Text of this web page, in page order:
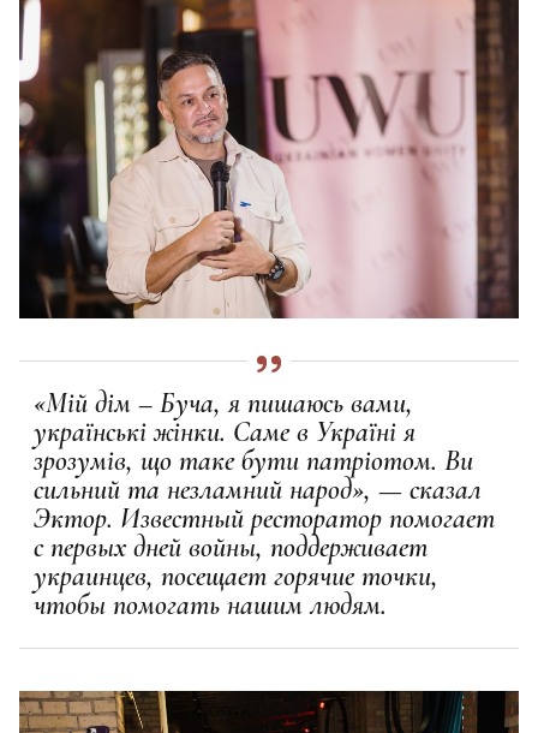
«Мій дім – Буча, я пишаюсь вами,
українські жінки. Саме в Україні я
зрозумів, що таке бути патріотом. Ви
сильний та незламний народ», — сказал
Эктор. Известный ресторатор помогает
с первых дней войны, поддерживает
украинцев, посещает горячие точки,
чтобы помогать нашим людям.